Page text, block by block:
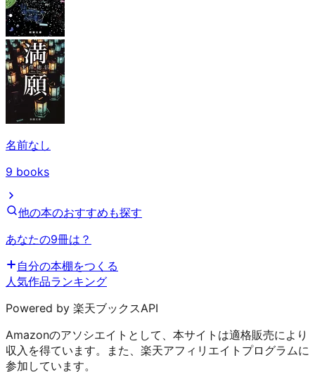
名前なし
9 books
他の本のおすすめも探す
あなたの9冊は？
自分の本棚をつくる
人気作品ランキング
Powered by 楽天ブックスAPI
Amazonのアソシエイトとして、本サイトは適格販売により
収入を得ています。また、楽天アフィリエイトプログラムに
参加しています。